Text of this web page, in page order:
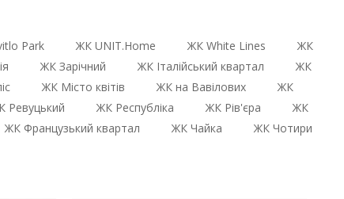
Park ЖК UNIT.Home ЖК White Lines
ЖК
ЖК Зарічний ЖК Італійський квартал
ЖК
ЖК Місто квітів ЖК на Вавілових
ЖК
Ревуцький ЖК Республіка ЖК Рів'єра
ЖК
ЖК Французький квартал ЖК Чайка
ЖК Чотири